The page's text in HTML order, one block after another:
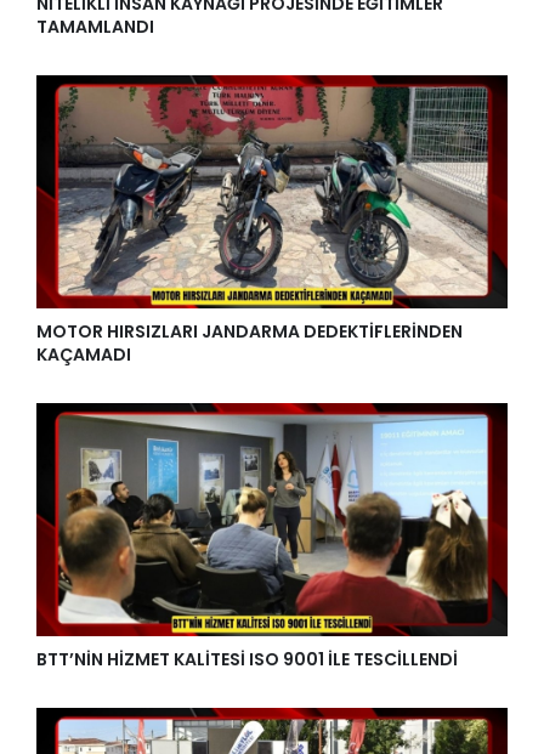
TAMAMLANDI
MOTOR HIRSIZLARI JANDARMA DEDEKTİFLERİNDEN
KAÇAMADI
BTT’NİN HİZMET KALİTESİ ISO 9001 İLE TESCİLLENDİ